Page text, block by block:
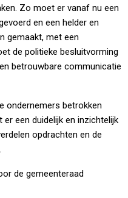
Zo moet er vanaf nu een
en een helder en
gemaakt, met een
de politieke besluitvorming
betrouwbare communicatie
ondernemers betrokken
een duidelijk en inzichtelijk
opdrachten en de
de gemeenteraad